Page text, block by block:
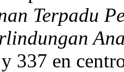
Terpadu
337 en